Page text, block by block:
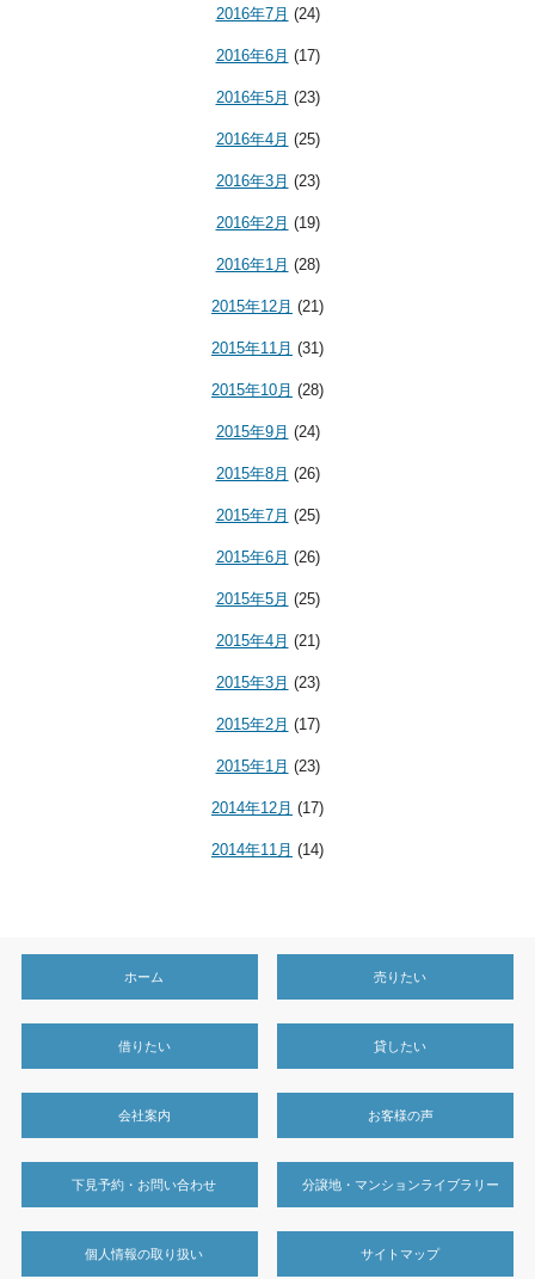
2016年7月 (24)
2016年6月 (17)
2016年5月 (23)
2016年4月 (25)
2016年3月 (23)
2016年2月 (19)
2016年1月 (28)
2015年12月 (21)
2015年11月 (31)
2015年10月 (28)
2015年9月 (24)
2015年8月 (26)
2015年7月 (25)
2015年6月 (26)
2015年5月 (25)
2015年4月 (21)
2015年3月 (23)
2015年2月 (17)
2015年1月 (23)
2014年12月 (17)
2014年11月 (14)
ホーム 売りたい
借りたい 貸したい
会社案内 お客様の声
下見予約・お問い合わせ 分譲地・マンションライブラリー
個人情報の取り扱い サイトマップ